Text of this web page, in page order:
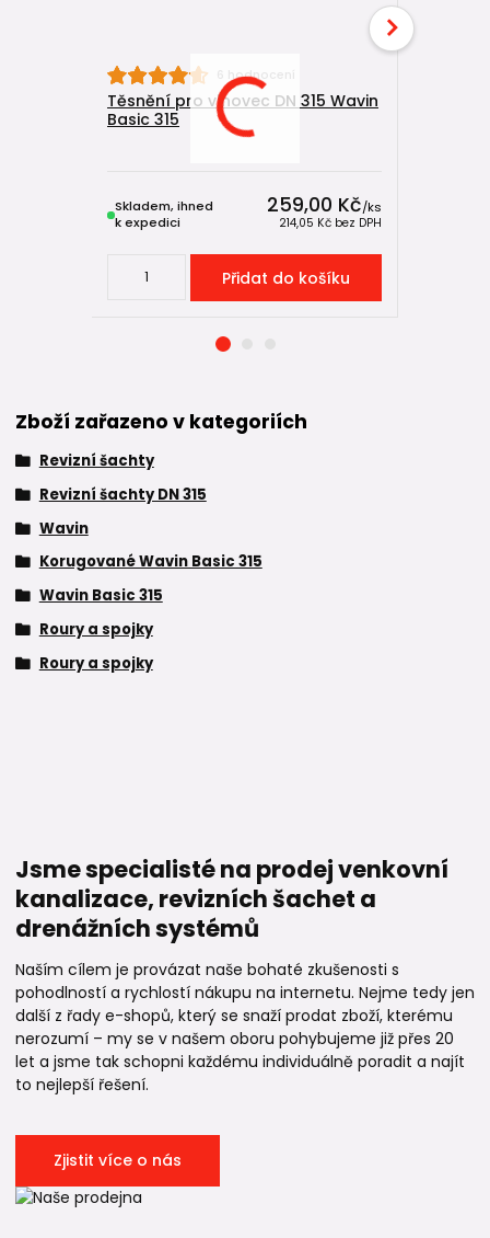
6 hodnocení
Těsnění pro vlnovec DN 315 Wavin
Basic 315
259,00 Kč/ks
214,05 Kč bez DPH
Skladem, ihned
k expedici
Přidat do košíku
Zboží zařazeno v kategoriích
Revizní šachty
Revizní šachty DN 315
Wavin
Korugované Wavin Basic 315
Wavin Basic 315
Roury a spojky
Roury a spojky
Jsme specialisté na prodej venkovní
kanalizace, revizních šachet a
drenážních systémů
Naším cílem je provázat naše bohaté zkušenosti s
pohodlností a rychlostí nákupu na internetu. Nejme tedy jen
další z řady e-shopů, který se snaží prodat zboží, kterému
nerozumí – my se v našem oboru pohybujeme již přes 20
let a jsme tak schopni každému individuálně poradit a najít
to nejlepší řešení.
Zjistit více o nás